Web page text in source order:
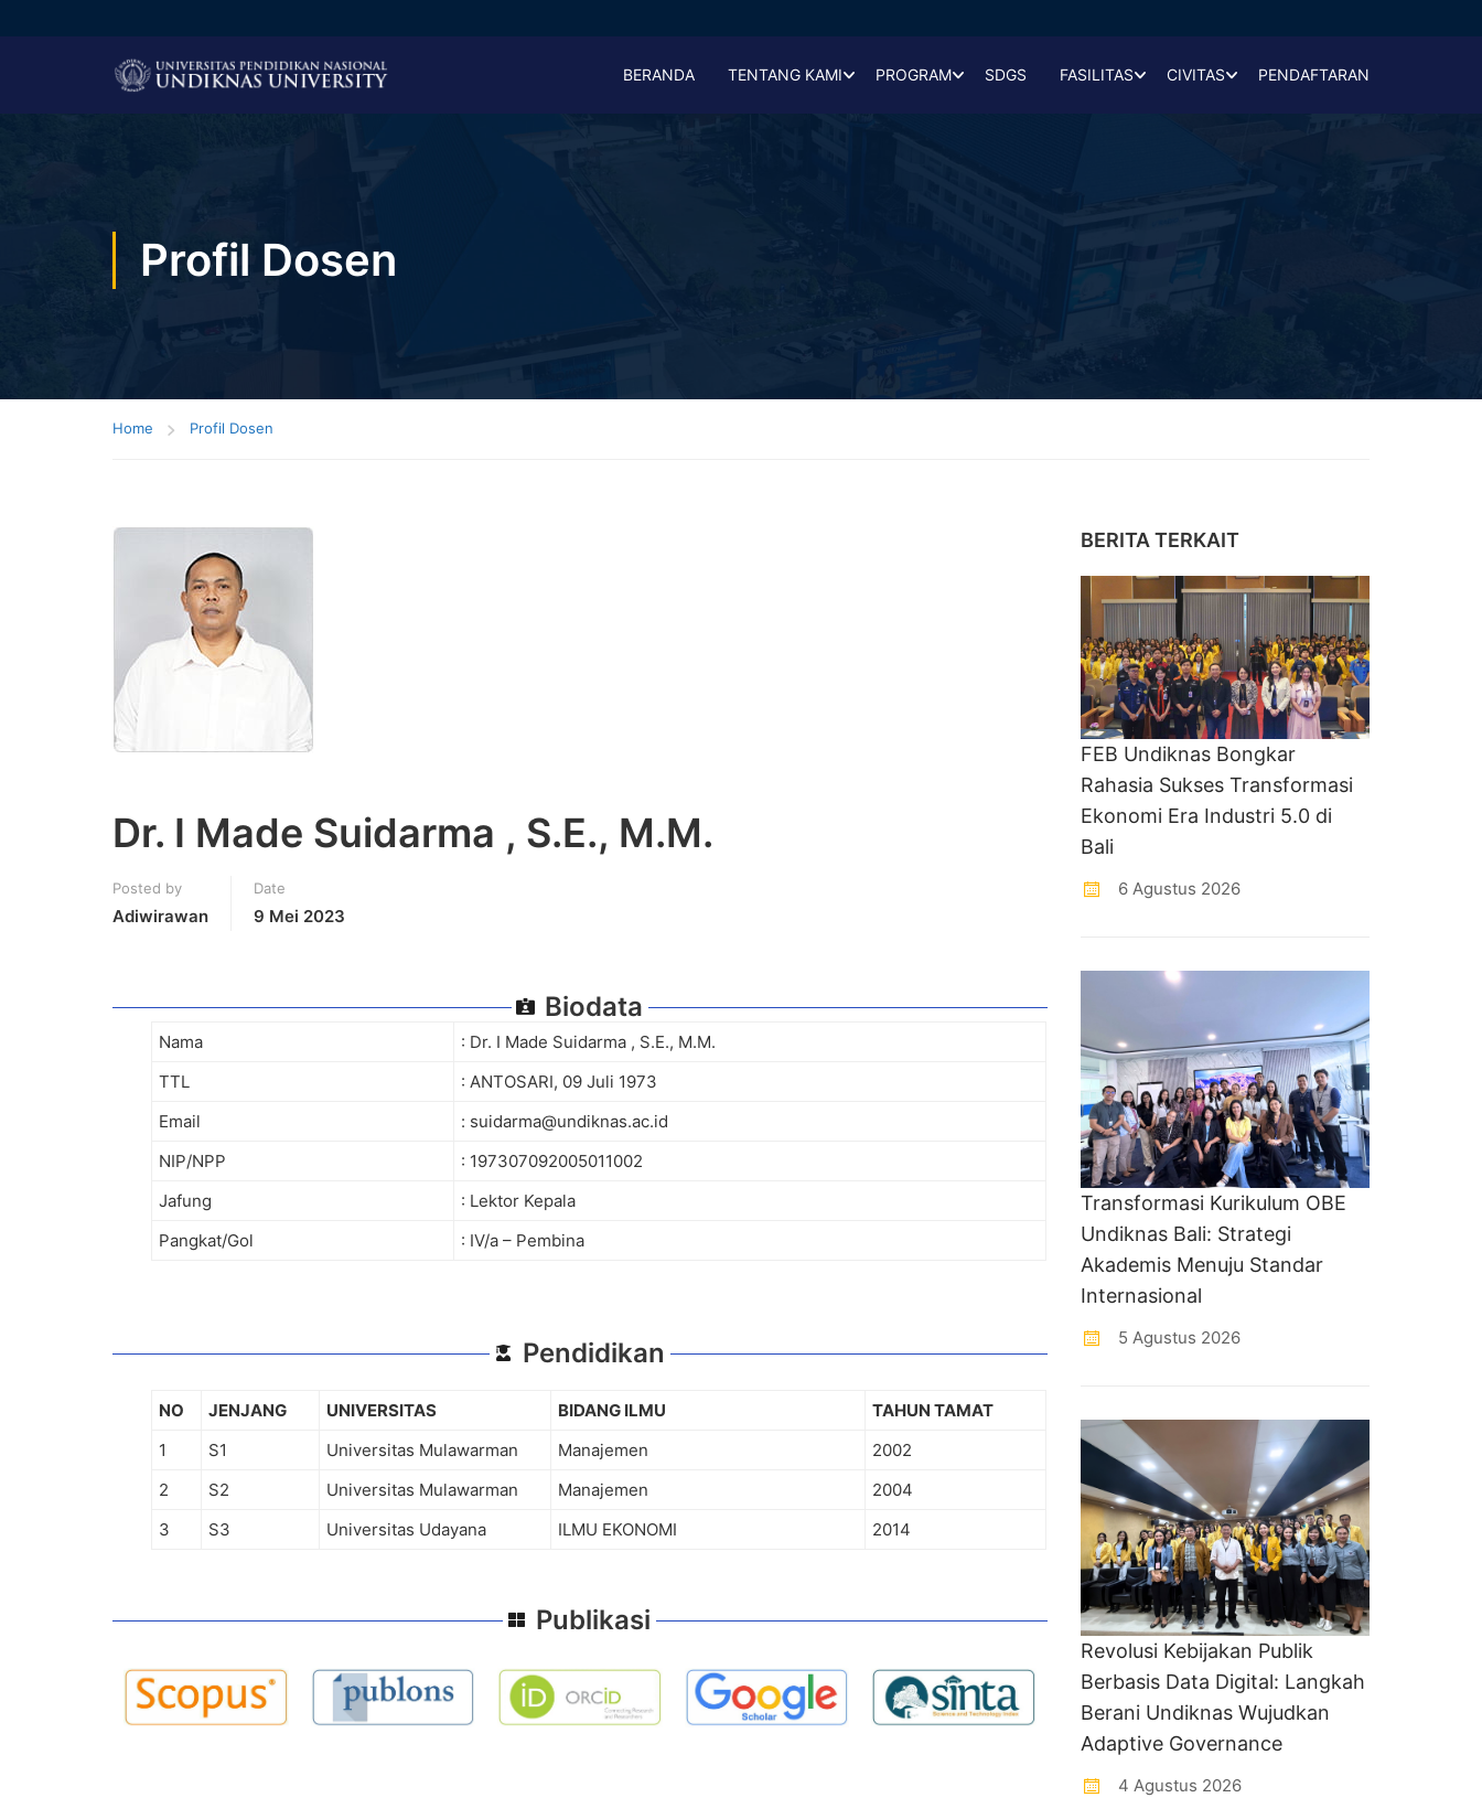
BERANDA TENTANG KAMI PROGRAM SDGS FASILITAS CIVITAS PENDAFTARAN
Profil Dosen
Home Profil Dosen
Dr. I Made Suidarma , S.E., M.M.
Posted by
Adiwirawan
Date
9 Mei 2023
Biodata
Nama
: Dr. I Made Suidarma , S.E., M.M.
TTL
: ANTOSARI, 09 Juli 1973
Email
: suidarma@undiknas.ac.id
NIP/NPP
: 197307092005011002
Jafung
: Lektor Kepala
Pangkat/Gol
: IV/a – Pembina
Pendidikan
NO JENJANG UNIVERSITAS BIDANG ILMU
TAHUN TAMAT
1
S1 Universitas Mulawarman Manajemen
2002
2
S2 Universitas Mulawarman Manajemen
2004
3
S3 Universitas Udayana ILMU EKONOMI 2014
Publikasi
BERITA TERKAIT
FEB Undiknas Bongkar
Rahasia Sukses Transformasi
Ekonomi Era Industri 5.0 di
Bali
6 Agustus 2026
Transformasi Kurikulum OBE
Undiknas Bali: Strategi
Akademis Menuju Standar
Internasional
5 Agustus 2026
Revolusi Kebijakan Publik
Berbasis Data Digital: Langkah
Berani Undiknas Wujudkan
Adaptive Governance
4 Agustus 2026